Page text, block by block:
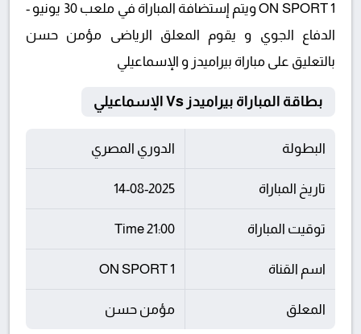
ON SPORT 1 ويتم إستضافة المباراة في ملعب 30 يونيو -
الدفاع الجوي و يقوم المعلق الرياضى مؤمن حسن
بالتعليق على مباراة بيراميدز و الإسماعيلي
بطاقة المباراة بيراميدز Vs الإسماعيلي
البطولة الدوري المصري
تاريخ المباراة 14-08-2025
توقيت المباراة 21:00 Time
اسم القناة ON SPORT 1
المعلق مؤمن حسن